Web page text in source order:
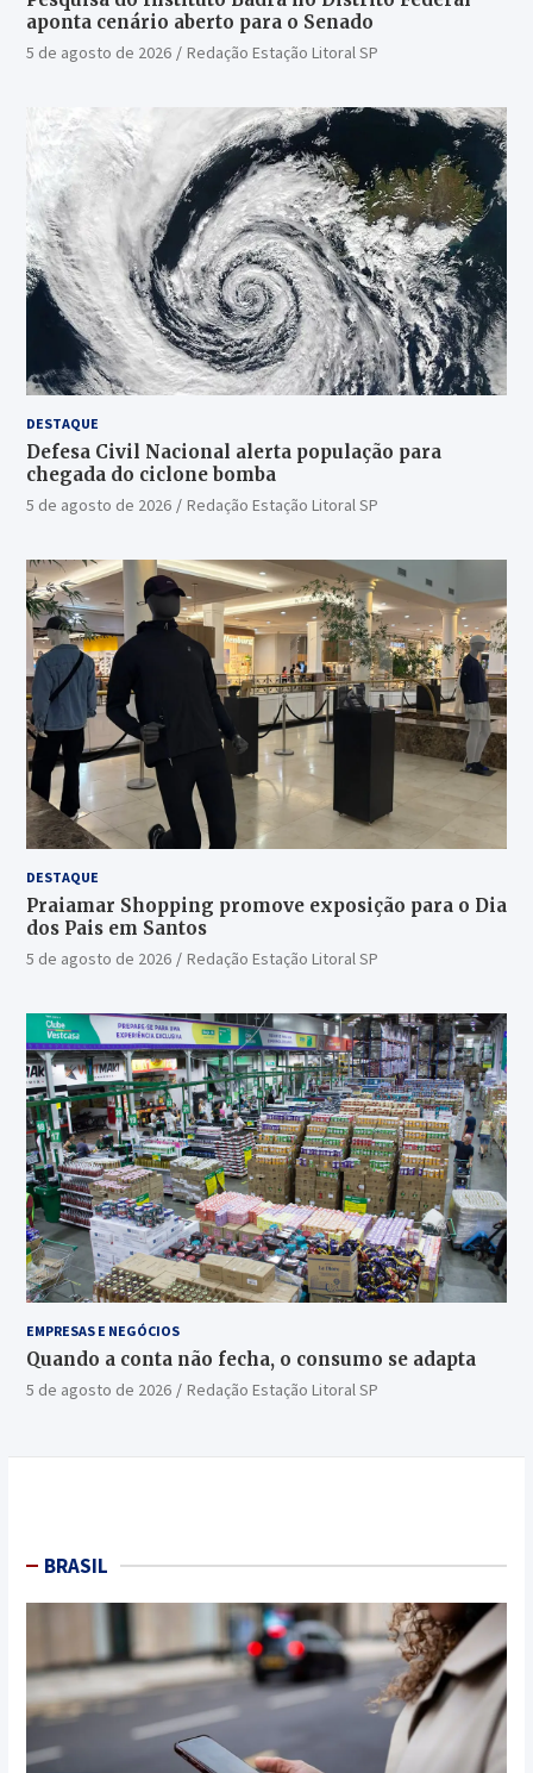
aponta cenário aberto para o Senado
5 de agosto de 2026 Redação Estação Litoral SP
DESTAQUE
Defesa Civil Nacional alerta população para
chegada do ciclone bomba
5 de agosto de 2026 Redação Estação Litoral SP
DESTAQUE
Praiamar Shopping promove exposição para o Dia
dos Pais em Santos
5 de agosto de 2026 Redação Estação Litoral SP
EMPRESAS E NEGÓCIOS
Quando a conta não fecha, o consumo se adapta
5 de agosto de 2026 Redação Estação Litoral SP
BRASIL